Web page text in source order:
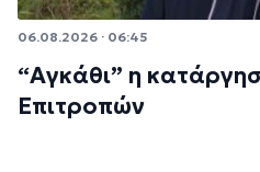
06.08.2026 · 06:45
“Αγκάθι” η
Επιτροπών